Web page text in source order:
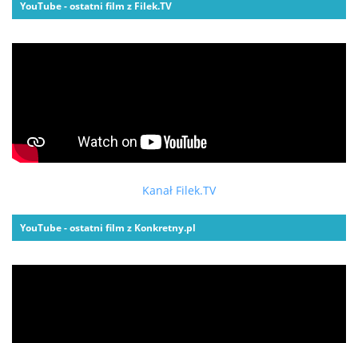
YouTube - ostatni film z Filek.TV
Kanał Filek.TV
YouTube - ostatni film z Konkretny.pl